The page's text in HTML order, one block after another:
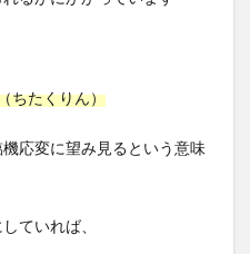
ちたくりん）
応変に望み見るという意味
ていれば、